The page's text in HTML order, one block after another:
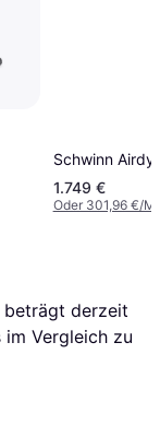
Schwinn
1.749 €
Oder 301,96 €/